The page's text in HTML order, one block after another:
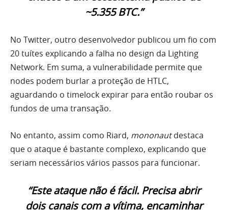
~5.355 BTC.”
No Twitter, outro desenvolvedor publicou um fio com
20 tuítes explicando a falha no design da Lighting
Network. Em suma, a vulnerabilidade permite que
nodes podem burlar a proteção de HTLC,
aguardando o timelock expirar para então roubar os
fundos de uma transação.
No entanto, assim como Riard, mononautdestaca
que o ataque é bastante complexo, explicando que
seriam necessários vários passos para funcionar.
“Este ataque não é fácil. Precisa abrir
dois canais com a vítima, encaminhar